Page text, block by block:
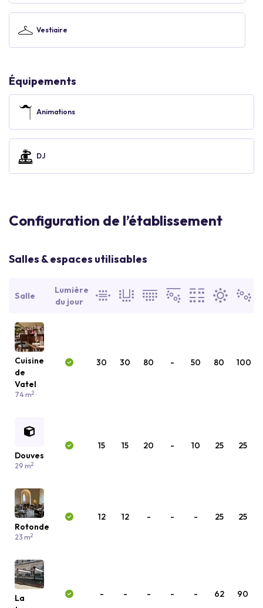
Vestiaire
Équipements
Animations
DJ
Configuration de l’établissement
Salles & espaces utilisables
Salle
Lumière
du jour
Cuisine
de
Vatel
74 m2
30 30 80 - 50 80 100
Douves
29 m2
15 15 20 - 10 25 25
Rotonde
23 m2
12 12 - - - 25 25
La
- - - - - 62 90